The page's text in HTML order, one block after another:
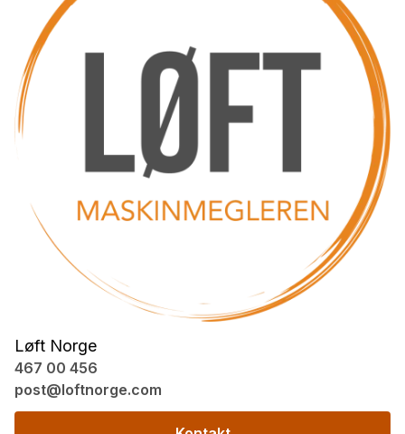
Løft Norge
467 00 456
post@loftnorge.com